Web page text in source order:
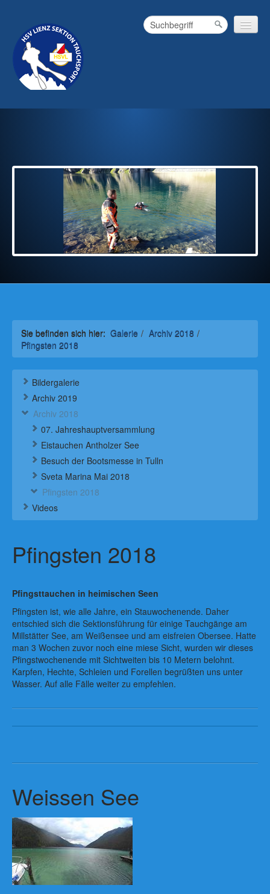
Tauchreisen & Ausflüge
Downloads
Links
Sie befinden sich hier: Galerie / Archiv 2018 /
Pfingsten 2018
Bildergalerie
Archiv 2019
Archiv 2018
07. Jahreshauptversammlung
Eistauchen Antholzer See
Besuch der Bootsmesse in Tulln
Sveta Marina Mai 2018
Pfingsten 2018
Videos
Pfingsten 2018
Pfingsttauchen in heimischen Seen
Pfingsten ist, wie alle Jahre, ein Stauwochenende. Daher
entschied sich die Sektionsführung für einige Tauchgänge am
Millstätter See, am Weißensee und am eisfreien Obersee. Hatte
man 3 Wochen zuvor noch eine miese Sicht, wurden wir dieses
Pfingstwochenende mit Sichtweiten bis 10 Metern belohnt.
Karpfen, Hechte, Schleien und Forellen begrüßten uns unter
Wasser. Auf alle Fälle weiter zu empfehlen.
Weissen See